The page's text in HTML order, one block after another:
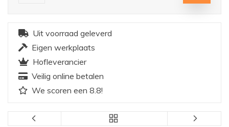
Uit voorraad geleverd
Eigen werkplaats
Hofleverancier
Veilig online betalen
We scoren een 8.8!